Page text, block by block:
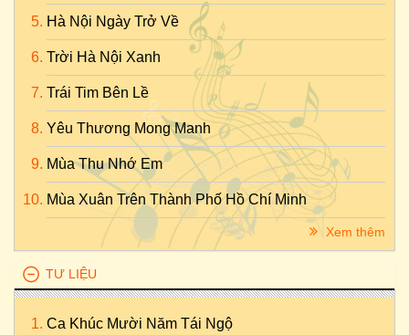
Hà Nội Ngày Trở Về
Trời Hà Nội Xanh
Trái Tim Bên Lề
Yêu Thương Mong Manh
Mùa Thu Nhớ Em
Mùa Xuân Trên Thành Phố Hồ Chí Minh
Xem thêm
TƯ LIỆU
Ca Khúc Mười Năm Tái Ngộ